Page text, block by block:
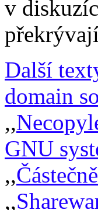
v
Další
domain
,,
GNU
,,
,,